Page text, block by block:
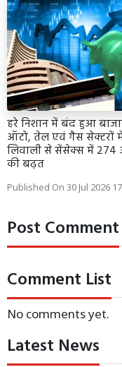
हरे निशान में बंद हुआ
ऑटो, तेल एवं गैस सेक्टरों
लिवाली से सेंसेक्स में
की बढ़त
Published On 30 Jul 2026
Post Comment
Comment List
No comments yet.
Latest News